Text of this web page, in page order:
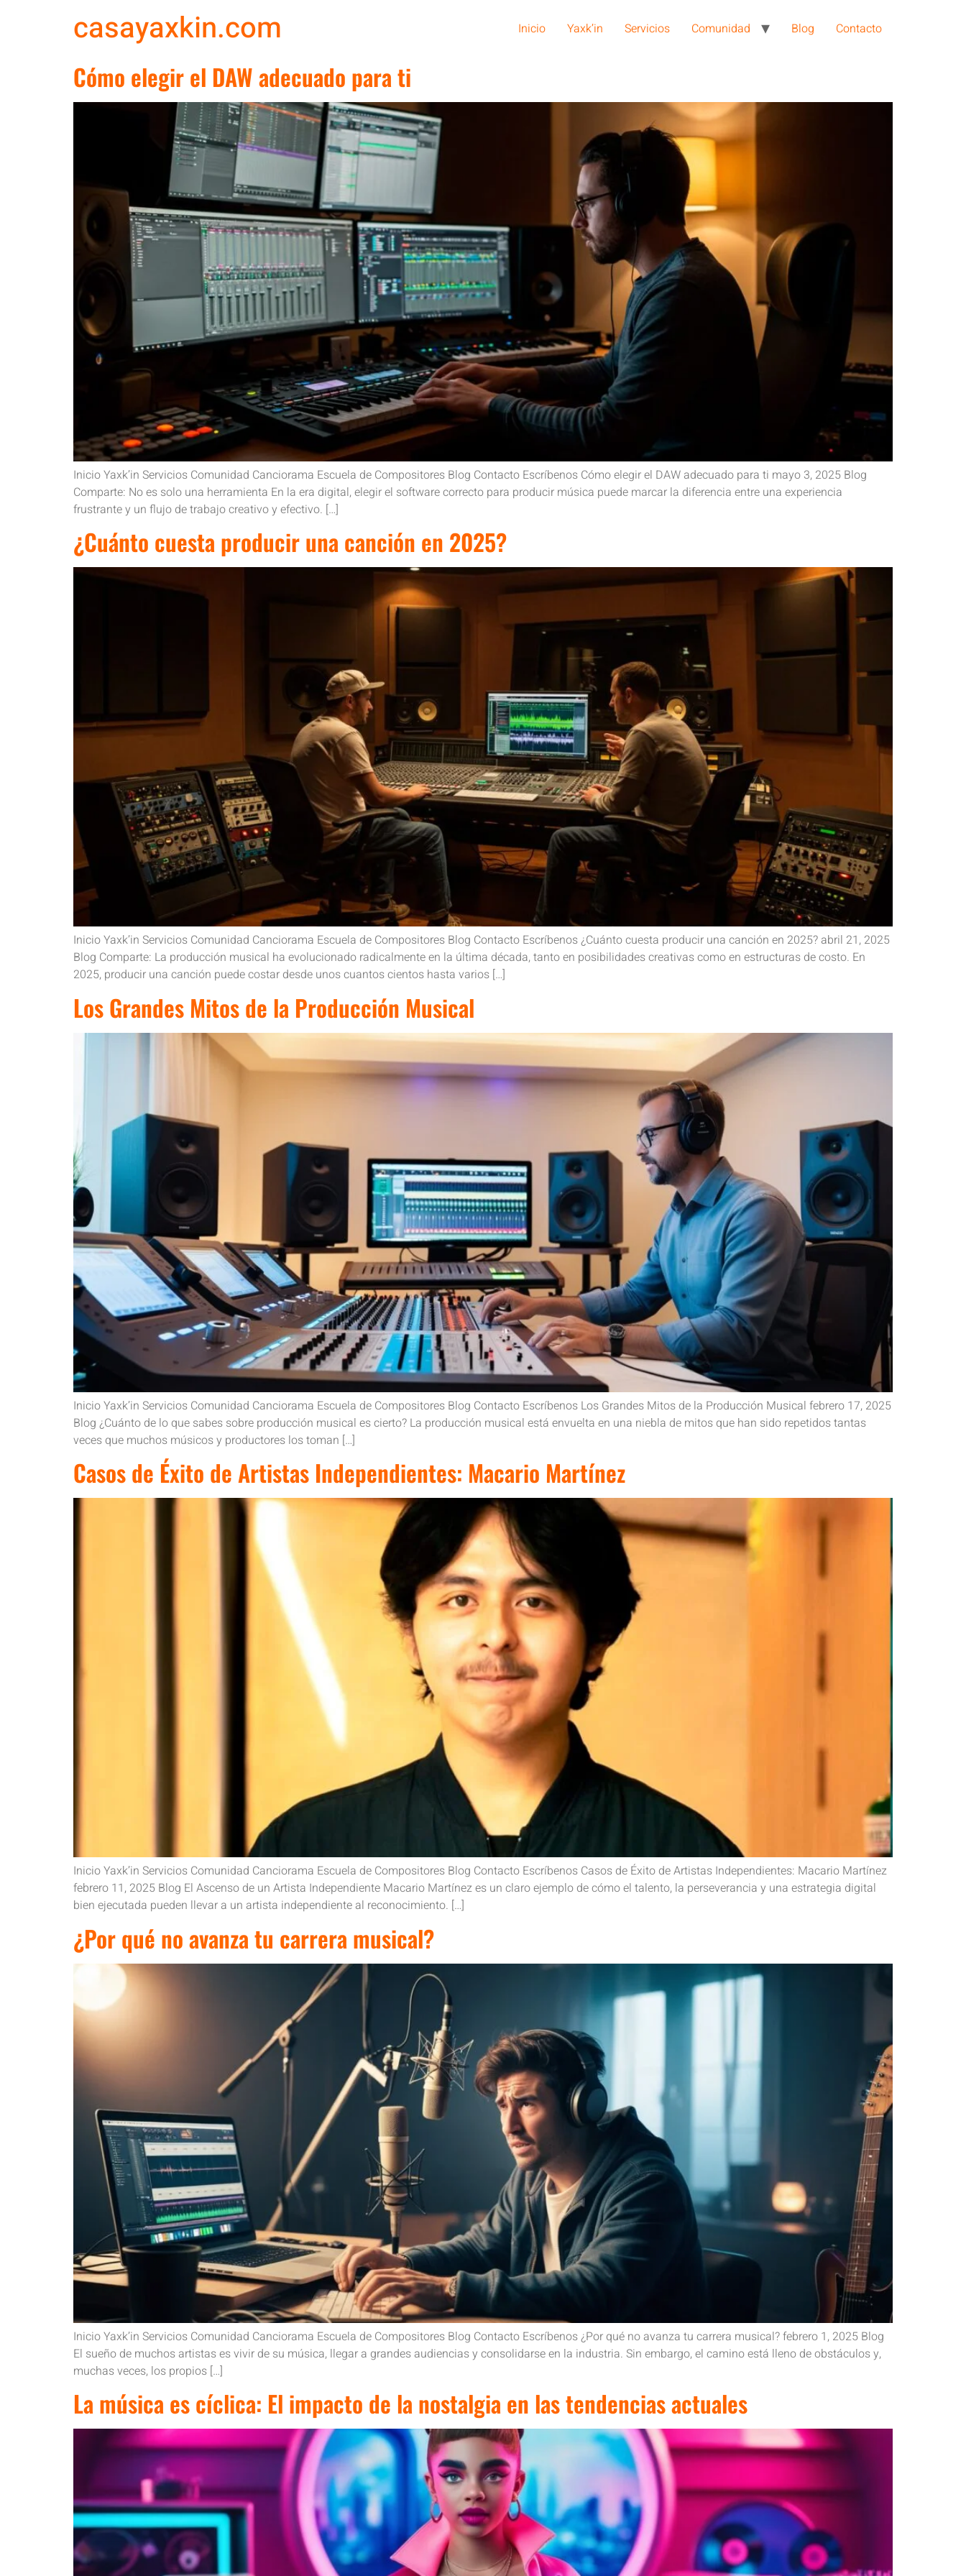
casayaxkin.com Inicio Yaxk’in Servicios Comunidad Blog Contacto
Cómo elegir el DAW adecuado para ti
Inicio Yaxk’in Servicios Comunidad Canciorama Escuela de Compositores Blog Contacto Escríbenos Cómo elegir el DAW adecuado para ti mayo 3, 2025 Blog
Comparte: No es solo una herramienta En la era digital, elegir el software correcto para producir música puede marcar la diferencia entre una experiencia
frustrante y un flujo de trabajo creativo y efectivo. […]
¿Cuánto cuesta producir una canción en 2025?
Inicio Yaxk’in Servicios Comunidad Canciorama Escuela de Compositores Blog Contacto Escríbenos ¿Cuánto cuesta producir una canción en 2025? abril 21, 2025
Blog Comparte: La producción musical ha evolucionado radicalmente en la última década, tanto en posibilidades creativas como en estructuras de costo. En
2025, producir una canción puede costar desde unos cuantos cientos hasta varios […]
Los Grandes Mitos de la Producción Musical
Inicio Yaxk’in Servicios Comunidad Canciorama Escuela de Compositores Blog Contacto Escríbenos Los Grandes Mitos de la Producción Musical febrero 17, 2025
Blog ¿Cuánto de lo que sabes sobre producción musical es cierto? La producción musical está envuelta en una niebla de mitos que han sido repetidos tantas
veces que muchos músicos y productores los toman […]
Casos de Éxito de Artistas Independientes: Macario Martínez
Inicio Yaxk’in Servicios Comunidad Canciorama Escuela de Compositores Blog Contacto Escríbenos Casos de Éxito de Artistas Independientes: Macario Martínez
febrero 11, 2025 Blog El Ascenso de un Artista Independiente Macario Martínez es un claro ejemplo de cómo el talento, la perseverancia y una estrategia digital
bien ejecutada pueden llevar a un artista independiente al reconocimiento. […]
¿Por qué no avanza tu carrera musical?
Inicio Yaxk’in Servicios Comunidad Canciorama Escuela de Compositores Blog Contacto Escríbenos ¿Por qué no avanza tu carrera musical? febrero 1, 2025 Blog
El sueño de muchos artistas es vivir de su música, llegar a grandes audiencias y consolidarse en la industria. Sin embargo, el camino está lleno de obstáculos y,
muchas veces, los propios […]
La música es cíclica: El impacto de la nostalgia en las tendencias actuales